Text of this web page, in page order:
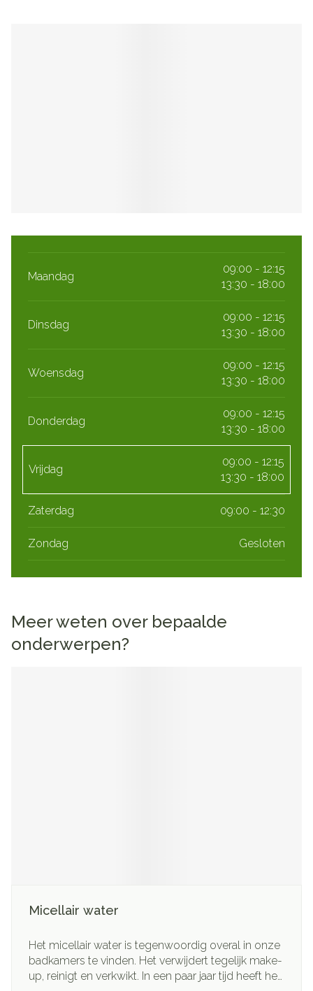
Maandag
09:00 - 12:15
13:30 - 18:00
Dinsdag
09:00 - 12:15
13:30 - 18:00
Woensdag
09:00 - 12:15
13:30 - 18:00
Donderdag
09:00 - 12:15
13:30 - 18:00
Vrijdag
09:00 - 12:15
13:30 - 18:00
Zaterdag 09:00 - 12:30
Zondag Gesloten
Meer weten over bepaalde
onderwerpen?
Micellair water
Het micellair water is tegenwoordig overal in onze
badkamers te vinden. Het verwijdert tegelijk make-
up, reinigt en verkwikt. In een paar jaar tijd heeft het